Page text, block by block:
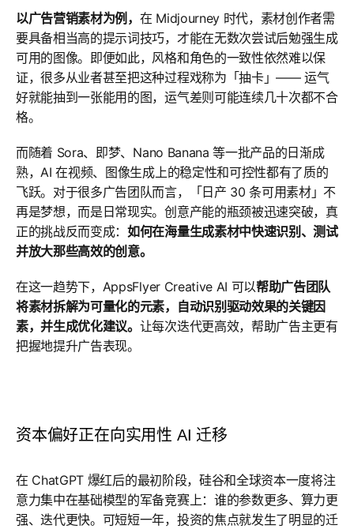
以广告营销素材为例， 在 Midjourney 时代，素材创作者需
要具备相当高的提示词技巧，才能在无数次尝试后勉强生成
可用的图像。即便如此，风格和角色的一致性依然难以保
证，很多从业者甚至把这种过程戏称为「抽卡」—— 运气
好就能抽到一张能用的图，运气差则可能连续几十次都不合
格。
而随着 Sora、即梦、Nano Banana 等一批产品的日渐成
熟，AI 在视频、图像生成上的稳定性和可控性都有了质的
飞跃。对于很多广告团队而言，「日产 30 条可用素材」不
再是梦想，而是日常现实。创意产能的瓶颈被迅速突破，真
正的挑战反而变成：如何在海量生成素材中快速识别、测试
并放大那些高效的创意。
在这一趋势下，AppsFlyer Creative AI 可以帮助广告团队
将素材拆解为可量化的元素，自动识别驱动效果的关键因
素，并生成优化建议。 让每次迭代更高效，帮助广告主更有
把握地提升广告表现。
资本偏好正在向实用性 AI 迁移
在 ChatGPT 爆红后的最初阶段，硅谷和全球资本一度将注
意力集中在基础模型的军备竞赛上：谁的参数更多、算力更
强、迭代更快。可短短一年，投资的焦点就发生了明显的迁